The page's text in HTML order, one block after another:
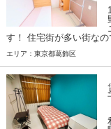
す！ 住宅街が多い街なの
エリア：東京都葛飾区